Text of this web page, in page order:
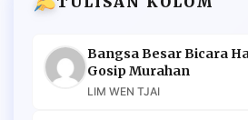
Bangsa Besar Bicara
Gosip Murahan
LIM WEN TJAI